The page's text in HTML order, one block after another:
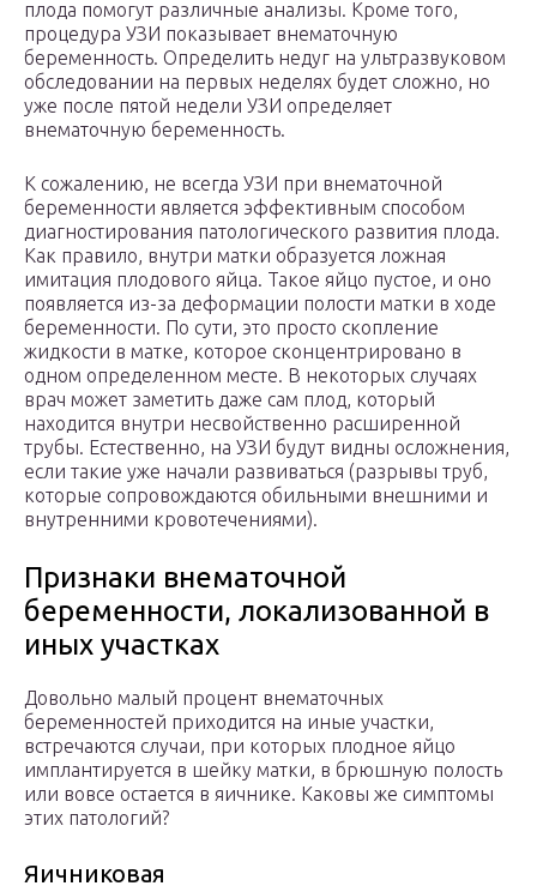
плода помогут различные анализы. Кроме того,
процедура УЗИ показывает внематочную
беременность. Определить недуг на ультразвуковом
обследовании на первых неделях будет сложно, но
уже после пятой недели УЗИ определяет
внематочную беременность.
К сожалению, не всегда УЗИ при внематочной
беременности является эффективным способом
диагностирования патологического развития плода.
Как правило, внутри матки образуется ложная
имитация плодового яйца. Такое яйцо пустое, и оно
появляется из-за деформации полости матки в ходе
беременности. По сути, это просто скопление
жидкости в матке, которое сконцентрировано в
одном определенном месте. В некоторых случаях
врач может заметить даже сам плод, который
находится внутри несвойственно расширенной
трубы. Естественно, на УЗИ будут видны осложнения,
если такие уже начали развиваться (разрывы труб,
которые сопровождаются обильными внешними и
внутренними кровотечениями).
Признаки внематочной
беременности, локализованной в
иных участках
Довольно малый процент внематочных
беременностей приходится на иные участки,
встречаются случаи, при которых плодное яйцо
имплантируется в шейку матки, в брюшную полость
или вовсе остается в яичнике. Каковы же симптомы
этих патологий?
Яичниковая